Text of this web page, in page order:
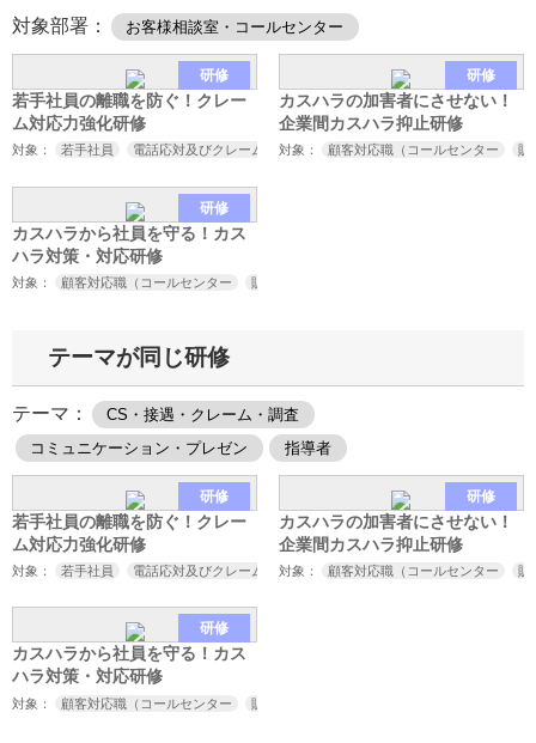
対象部署： お客様相談室・コールセンター
研修
若手社員の離職を防ぐ！クレー
ム対応力強化研修
対象： 若手社員 電話応対及びクレーム対応担当者
研修
カスハラの加害者にさせない！
企業間カスハラ抑止研修
対象： 顧客対応職（コールセンター 販
研修
カスハラから社員を守る！カス
ハラ対策・対応研修
対象： 顧客対応職（コールセンター 販売
テーマが同じ研修
テーマ：
CS・接遇・クレーム・調査
コミュニケーション・プレゼン
指導者
研修
若手社員の離職を防ぐ！クレー
ム対応力強化研修
対象： 若手社員 電話応対及びクレーム対応担当者
研修
カスハラの加害者にさせない！
企業間カスハラ抑止研修
対象： 顧客対応職（コールセンター 販
研修
カスハラから社員を守る！カス
ハラ対策・対応研修
対象： 顧客対応職（コールセンター 販売